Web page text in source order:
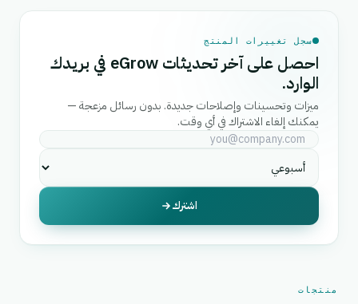
سجل تغييرات المنتج
احصل على آخر تحديثات eGrow في بريدك
الوارد.
ميزات وتحسينات وإصلاحات جديدة. بدون رسائل مزعجة —
يمكنك إلغاء الاشتراك في أي وقت.
اشترك
منتجات